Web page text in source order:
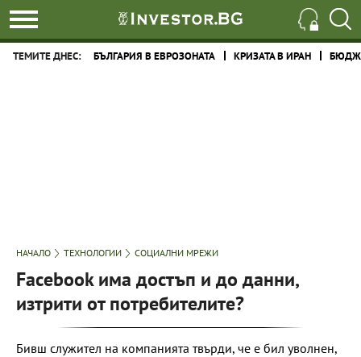
ТЕМИТЕ ДНЕС: БЪЛГАРИЯ В ЕВРОЗОНАТА КРИЗАТА В ИРАН
НАЧАЛО ТЕХНОЛОГИИ СОЦИАЛНИ МРЕЖИ
Facebook има достъп и до данни,
изтрити от потребителите?
Бивш служител на компанията твърди, че е бил уволнен,